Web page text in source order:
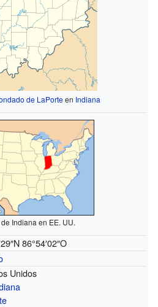
de LaPorteen Indiana
Indiana en EE. UU.
86°54′02″O
Unidos